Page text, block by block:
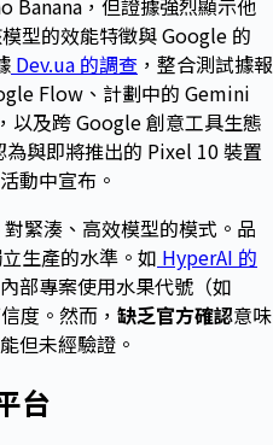
型的效能特徵與 Google 的
Dev.ua 的調查 ，整合測試據報
Flow、計劃中的 Gemini
以及跨 Google 創意工具生態
與即將推出的 Pixel 10 裝置
動中宣布。
緊湊、高效模型的模式。品
生產的水準。如 HyperAI 的
部專案使用水果代號（如
度。然而， 缺乏官方確認意味
但未經驗證。
台